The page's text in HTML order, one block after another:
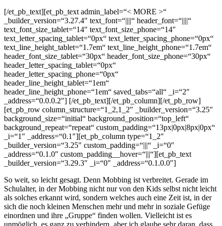
[/et_pb_text][et_pb_text admin_label=“< MORE >“
_builder_version=“3.27.4″ text_font=“||||“ header_font=“||||“
text_font_size_tablet=“14″ text_font_size_phone=“14″
text_letter_spacing_tablet=“0px“ text_letter_spacing_phone=“0px“
text_line_height_tablet=“1.7em“ text_line_height_phone=“1.7em“
header_font_size_tablet=“30px“ header_font_size_phone=“30px“
header_letter_spacing_tablet=“0px“
header_letter_spacing_phone=“0px“
header_line_height_tablet=“1em“
header_line_height_phone=“1em“ saved_tabs=“all“ _i=“2″
_address=“0.0.0.2″] [/et_pb_text][/et_pb_column][/et_pb_row]
[et_pb_row column_structure=“1_2,1_2″ _builder_version=“3.25″
background_size=“initial“ background_position=“top_left“
background_repeat=“repeat“ custom_padding=“13px|0px|8px|0px“
_i=“1″ _address=“0.1″][et_pb_column type=“1_2″
_builder_version=“3.25″ custom_padding=“|||“ _i=“0″
_address=“0.1.0″ custom_padding__hover=“|||“][et_pb_text
_builder_version=“3.29.3″ _i=“0″ _address=“0.1.0.0″]
So weit, so leicht gesagt. Denn Mobbing ist verbreitet. Gerade im
Schulalter, in der Mobbing nicht nur von den Kids selbst nicht leicht
als solches erkannt wird, sondern welches auch eine Zeit ist, in der
sich die noch kleinen Menschen mehr und mehr in soziale Gefüge
einordnen und ihre „Gruppe“ finden wollen. Vielleicht ist es
unmöglich, es ganz zu verhindern, aber ich glaube sehr daran, dass